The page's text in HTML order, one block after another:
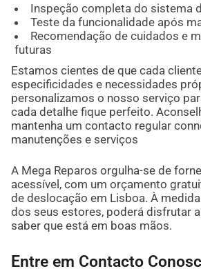
Inspeção completa do sistema
Teste da funcionalidade após
Recomendação de cuidados e
futuras
Estamos cientes de que cada
especificidades e necessidades
personalizamos o nosso serviço
cada detalhe fique perfeito.
mantenha um contacto regular
manutenções e serviços
A Mega Reparos orgulha-se de
acessível, com um orçamento
de deslocação em Lisboa. À
dos seus estores, poderá disfrutar
saber que está em boas mãos.
Entre em Contacto